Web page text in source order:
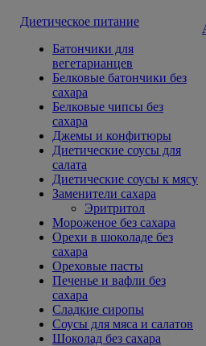
Диетическое питание
Батончики для
вегетарианцев
Белковые батончики без
сахара
Белковые чипсы без
сахара
Джемы и конфитюры
Диетические соусы для
салата
Диетические соусы к мясу
Заменители сахара
Эритритол
Мороженое без сахара
Орехи в шоколаде без
сахара
Ореховые пасты
Печенье и вафли без
сахара
Сладкие сиропы
Соусы для мяса и салатов
Шоколад без сахара